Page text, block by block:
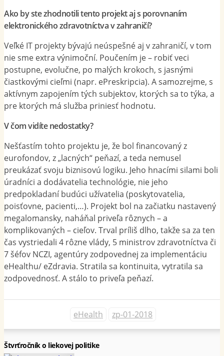
Ako by ste zhodnotili tento projekt aj s porovnaním
elektronického zdravotníctva v zahraničí?
Veľké IT projekty bývajú neúspešné aj v zahraničí, v tom
nie sme extra výnimoční. Poučením je – robiť veci
postupne, evolučne, po malých krokoch, s jasnými
čiastkovými cieľmi (napr. ePreskripcia). A samozrejme, s
aktívnym zapojením tých subjektov, ktorých sa to týka, a
pre ktorých má služba priniesť hodnotu.
V čom vidíte nedostatky?
Nešťastím tohto projektu je, že bol financovaný z
eurofondov, z „lacných“ peňazí, a teda nemusel
preukázať svoju biznisovú logiku. Jeho hnacími silami boli
úradníci a dodávatelia technológie, nie jeho
predpokladaní budúci užívatelia (poskytovatelia,
poisťovne, pacienti,…). Projekt bol na začiatku nastavený
megalomansky, naháňal priveľa rôznych – a
komplikovaných – cieľov. Trval príliš dlho, takže sa za ten
čas vystriedali 4 rôzne vlády, 5 ministrov zdravotníctva či
7 šéfov NCZI, agentúry zodpovednej za implementáciu
eHealthu/ eZdravia. Stratila sa kontinuita, vytratila sa
zodpovednosť. A stálo to priveľa peňazí.
eHealth zp-01-2018
Štvrťročník o liekovej politike